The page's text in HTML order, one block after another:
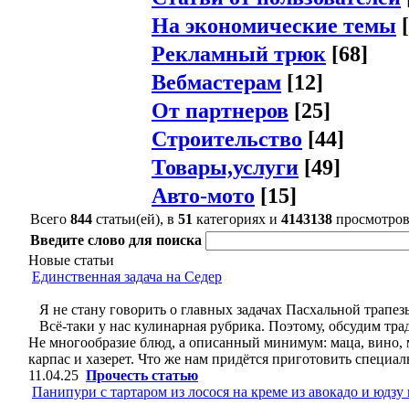
На экономические темы
Рекламный трюк [68]
Вебмастерам [12]
От партнеров [25]
Строительство [44]
Товары,услуги [49]
Авто-мото [15]
Всего 844 статьи(ей), в 51 категориях и 4143138 просмотров
Введите слово для поиска
Новые статьи
Единственная задача на Седер
Я не стану говорить о главных задачах Пасхальной
Всё-таки у нас кулинарная рубрика. Поэтому, обсудим
Не многообразие блюд, а описанный минимум: маца, вино,
карпас и хазерет. Что же нам придётся приготовить
11.04.25 Прочесть статью
Панипури с тартаром из лосося на креме из авокадо и